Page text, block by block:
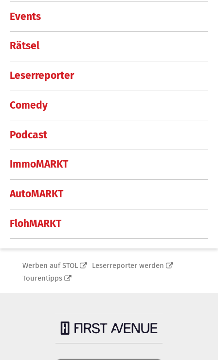
Events
Rätsel
Leserreporter
Comedy
Podcast
ImmoMARKT
AutoMARKT
FlohMARKT
Werben auf STOL
Leserreporter werden
Tourentipps